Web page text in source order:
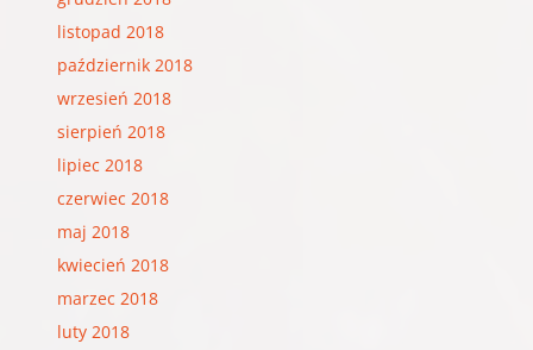
listopad 2018
październik 2018
wrzesień 2018
sierpień 2018
lipiec 2018
czerwiec 2018
maj 2018
kwiecień 2018
marzec 2018
luty 2018